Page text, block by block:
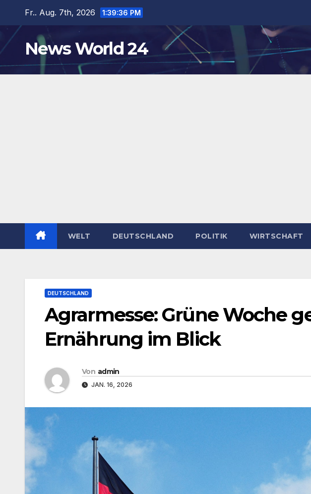
springen
Fr.. Aug. 7th, 2026 1:39:37 PM
News World 24
WELT DEUTSCHLAND POLITIK WIRTSCHAFT
DEUTSCHLAND
Agrarmesse: Grüne Woche
Ernährung im Blick
Von admin
JAN. 16, 2026